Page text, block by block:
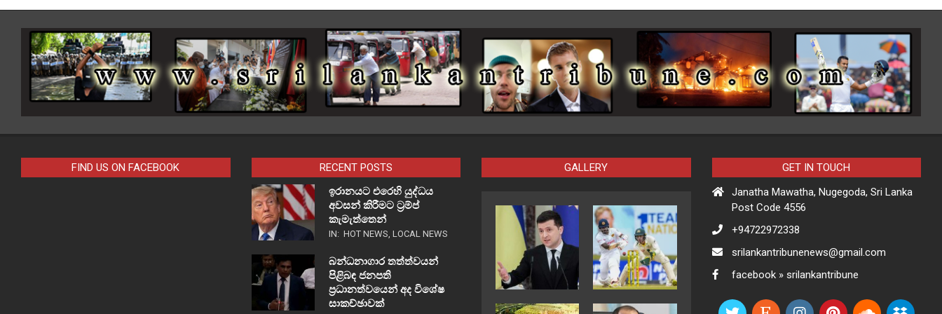
FIND US ON FACEBOOK
RECENT POSTS
ඉරානයට එරෙහි යුද්ධය
අවසන් කිරීමට ට්‍රම්ප්
කැමැත්තෙන්
IN: HOT NEWS, LOCAL NEWS
බන්ධනාගාර තත්ත්වයන්
පිළිබඳ ජනපති
ප්‍රධානත්වයෙන් අද විශේෂ
සාකච්ඡාවක්
GALLERY
GET IN TOUCH
Janatha Mawatha, Nugegoda, Sri Lanka
Post Code 4556
+94722972338
srilankantribunenews@gmail.com
facebook » srilankantribune